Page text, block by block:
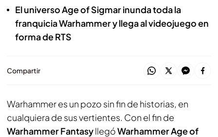
El universo Age of Sigmar inunda toda la
franquicia Warhammer y llega al videojuego en
forma de RTS
Compartir
Warhammer es un pozo sin fin de historias, en
cualquiera de sus vertientes. Con el fin de
Warhammer FantasyllegóWarhammer Age of